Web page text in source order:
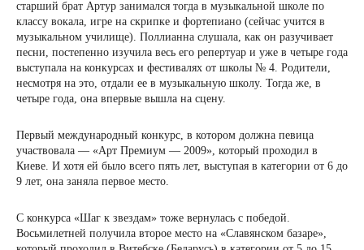
старший брат Артур занимался тогда в музыкальной школе по
классу вокала, игре на скрипке и фортепиано (сейчас учится в
музыкальном училище). Поллианна слушала, как он разучивает
песни, постепенно изучила весь его репертуар и уже в четыре года
выступала на конкурсах и фестивалях от школы № 4. Родители,
несмотря на это, отдали ее в музыкальную школу. Тогда же, в
четыре года, она впервые вышла на сцену.
Первый международный конкурс, в котором должна певица
участвовала — «Арт Премиум — 2009», который проходил в
Киеве. И хотя ей было всего пять лет, выступая в категории от 6 до
9 лет, она заняла первое место.
С конкурса «Шаг к звездам» тоже вернулась с победой.
Восьмилетней получила второе место на «Славянском базаре»,